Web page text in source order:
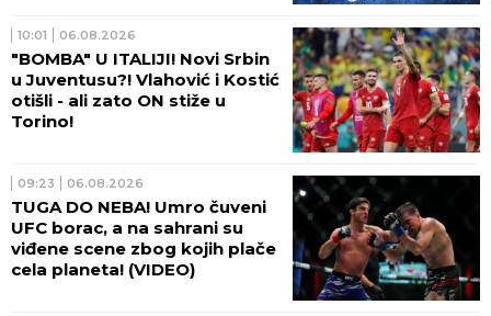
10:01 06.08.2026
"BOMBA" U ITALIJI! Novi Srbin
u Juventusu?! Vlahović i Kostić
otišli - ali zato ON stiže u
Torino!
09:23 06.08.2026
TUGA DO NEBA! Umro čuveni
UFC borac, a na sahrani su
viđene scene zbog kojih plače
cela planeta! (VIDEO)